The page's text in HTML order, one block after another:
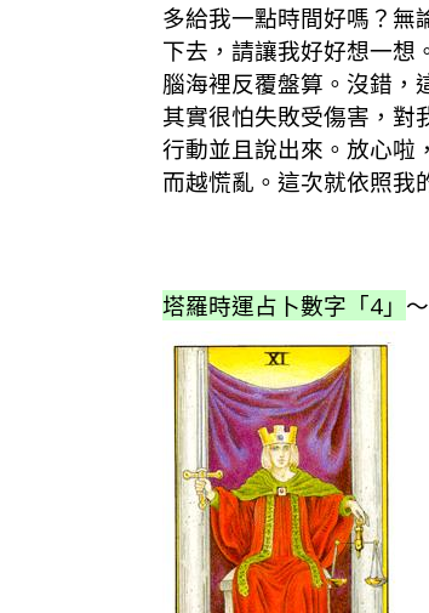
多給我一點時間好嗎？無
下去，請讓我好好想一想
腦海裡反覆盤算。沒錯，
其實很怕失敗受傷害，對
行動並且說出來。放心啦
而越慌亂。這次就依照我
塔羅時運占卜數字「4」